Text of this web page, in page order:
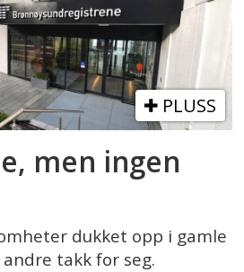
PLUSS
men ingen
dukket opp i gamle
takk for seg.